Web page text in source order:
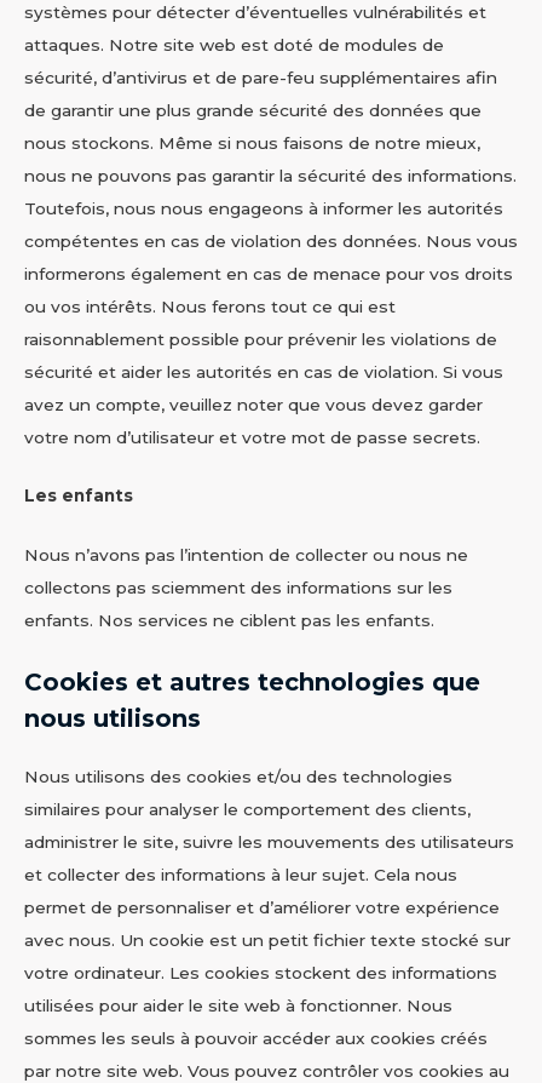
systèmes pour détecter d’éventuelles vulnérabilités et
attaques. Notre site web est doté de modules de
sécurité, d’antivirus et de pare-feu supplémentaires afin
de garantir une plus grande sécurité des données que
nous stockons. Même si nous faisons de notre mieux,
nous ne pouvons pas garantir la sécurité des informations.
Toutefois, nous nous engageons à informer les autorités
compétentes en cas de violation des données. Nous vous
informerons également en cas de menace pour vos droits
ou vos intérêts. Nous ferons tout ce qui est
raisonnablement possible pour prévenir les violations de
sécurité et aider les autorités en cas de violation. Si vous
avez un compte, veuillez noter que vous devez garder
votre nom d’utilisateur et votre mot de passe secrets.
Les enfants
Nous n’avons pas l’intention de collecter ou nous ne
collectons pas sciemment des informations sur les
enfants. Nos services ne ciblent pas les enfants.
Cookies et autres technologies que
nous utilisons
Nous utilisons des cookies et/ou des technologies
similaires pour analyser le comportement des clients,
administrer le site, suivre les mouvements des utilisateurs
et collecter des informations à leur sujet. Cela nous
permet de personnaliser et d’améliorer votre expérience
avec nous. Un cookie est un petit fichier texte stocké sur
votre ordinateur. Les cookies stockent des informations
utilisées pour aider le site web à fonctionner. Nous
sommes les seuls à pouvoir accéder aux cookies créés
par notre site web. Vous pouvez contrôler vos cookies au